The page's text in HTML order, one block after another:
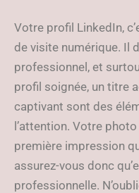
Votre profil LinkedIn,
de visite numérique. Il
professionnel, et
profil soignée, un titre
captivant sont des
l’attention. Votre
première impression
assurez-vous donc
professionnelle.